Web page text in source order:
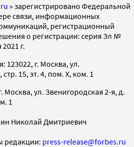
» зарегистрировано Федеральной
связи, информационных
регистрационный
о регистрации: серия Эл №
г.
123022, г. Москва, ул.
15, эт. 4, пом. X, ком. 1
Москва, ул. Звенигородская 2-я, д.
1
Николай Дмитриевич
редакции: press-release@forbes.ru